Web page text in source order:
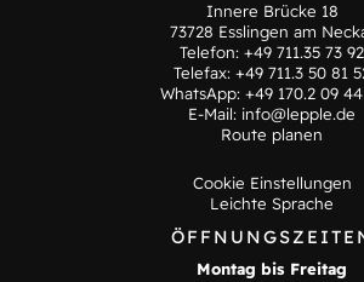
Innere Brücke 18
73728 Esslingen am
Telefon: +49 711.35 73 92
Telefax: +49 711.3 50 81
WhatsApp: +49 170.2 09
E-Mail: info@lepple.de
Route planen
Cookie Einstellungen
Leichte Sprache
Montag bis Freitag